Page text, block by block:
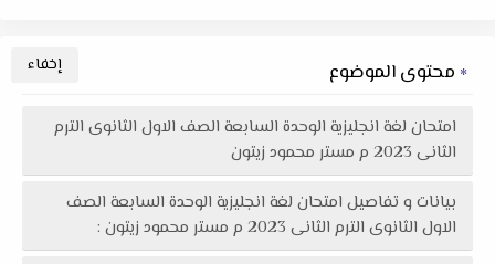
محتوى الموضوع
امتحان لغة انجليزية الوحدة السابعة الصف الاول الثانوى الترم
الثانى 2023 م مستر محمود زيتون
بيانات و تفاصيل امتحان لغة انجليزية الوحدة السابعة الصف
الاول الثانوى الترم الثانى 2023 م مستر محمود زيتون :